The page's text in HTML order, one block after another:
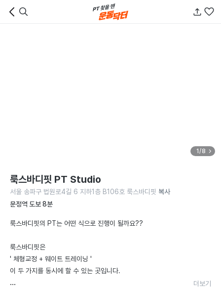
1/8
룩스바디핏 PT Studio
서울 송파구 법원로4길 6 지하1층 B106호 룩스바디핏 복사
문정역 도보 8분
룩스바디핏의 PT는 어떤 식으로 진행이 될까요??
룩스바디핏은
' 체형교정 + 웨이트 트레이닝 '
이 두 가지를 동시에 할 수 있는 곳입니다.
더보기